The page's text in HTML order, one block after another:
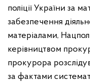
поліції України за
забезпечення
матеріалами,
керівництвом
прокурора
за фактами